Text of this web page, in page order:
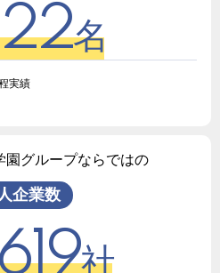
名
実績
園グループならではの
企業数
社